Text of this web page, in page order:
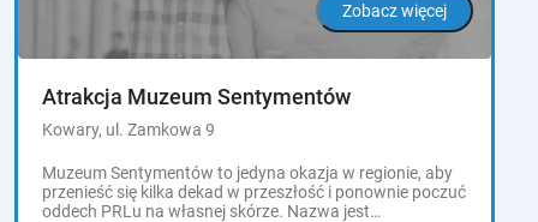
Atrakcja Muzeum Sentymentów
Kowary, ul. Zamkowa 9
Muzeum Sentymentów to jedyna okazja w regionie, aby
przenieść się kilka dekad w przeszłość i ponownie poczuć
oddech PRLu na własnej skórze. Nazwa jest
Zobacz więcej